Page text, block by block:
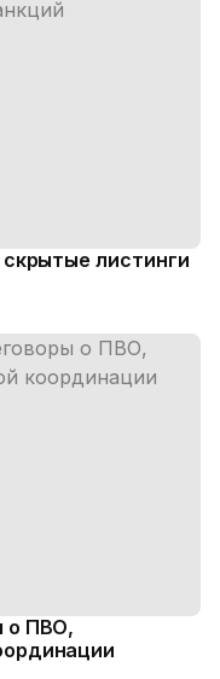
листинги
о ПВО,